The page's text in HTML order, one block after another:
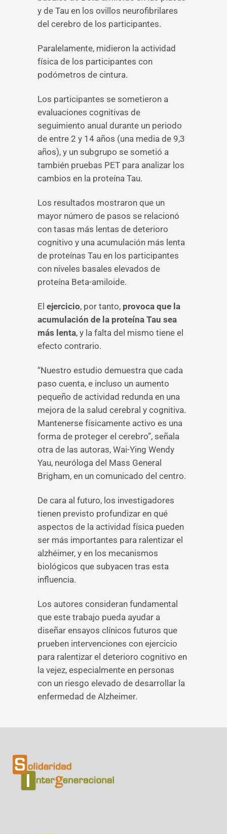
y de Tau en los ovillos neurofibrilares
del cerebro de los participantes.
Paralelamente, midieron la actividad
física de los participantes con
podómetros de cintura.
Los participantes se sometieron a
evaluaciones cognitivas de
seguimiento anual durante un periodo
de entre 2 y 14 años (una media de 9,3
años), y un subgrupo se sometió a
también pruebas PET para analizar los
cambios en la proteína Tau.
Los resultados mostraron que un
mayor número de pasos se relacionó
con tasas más lentas de deterioro
cognitivo y una acumulación más lenta
de proteínas Tau en los participantes
con niveles basales elevados de
proteína Beta-amiloide.
El ejercicio, por tanto, provoca que la
acumulación de la proteína Tau sea
más lenta, y la falta del mismo tiene el
efecto contrario.
“Nuestro estudio demuestra que cada
paso cuenta, e incluso un aumento
pequeño de actividad redunda en una
mejora de la salud cerebral y cognitiva.
Mantenerse físicamente activo es una
forma de proteger el cerebro”, señala
otra de las autoras, Wai-Ying Wendy
Yau, neuróloga del Mass General
Brigham, en un comunicado del centro.
De cara al futuro, los investigadores
tienen previsto profundizar en qué
aspectos de la actividad física pueden
ser más importantes para ralentizar el
alzhéimer, y en los mecanismos
biológicos que subyacen tras esta
influencia.
Los autores consideran fundamental
que este trabajo pueda ayudar a
diseñar ensayos clínicos futuros que
prueben intervenciones con ejercicio
para ralentizar el deterioro cognitivo en
la vejez, especialmente en personas
con un riesgo elevado de desarrollar la
enfermedad de Alzheimer.